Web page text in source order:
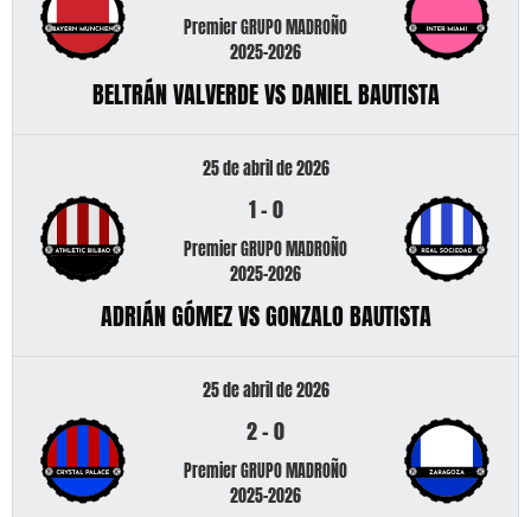
Premier GRUPO MADROÑO
2025-2026
BELTRÁN VALVERDE VS DANIEL BAUTISTA
25 de abril de 2026
1-0
Premier GRUPO MADROÑO
2025-2026
ADRIÁN GÓMEZ VS GONZALO BAUTISTA
25 de abril de 2026
2-0
Premier GRUPO MADROÑO
2025-2026